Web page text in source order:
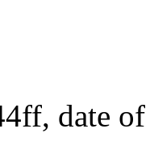
date